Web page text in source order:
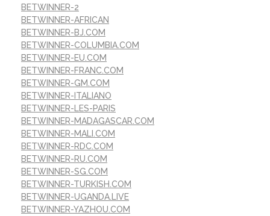
BETWINNER-2
BETWINNER-AFRICAN
BETWINNER-BJ.COM
BETWINNER-COLUMBIA.COM
BETWINNER-EU.COM
BETWINNER-FRANC.COM
BETWINNER-GM.COM
BETWINNER-ITALIANO
BETWINNER-LES-PARIS
BETWINNER-MADAGASCAR.COM
BETWINNER-MALI.COM
BETWINNER-RDC.COM
BETWINNER-RU.COM
BETWINNER-SG.COM
BETWINNER-TURKISH.COM
BETWINNER-UGANDA.LIVE
BETWINNER-YAZHOU.COM